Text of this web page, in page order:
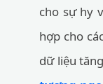
cho sự hy
hợp cho
dữ liệu